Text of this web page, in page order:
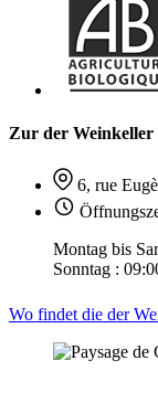
Zur der Weinkeller
6, rue
Montag bis
Sonntag :
Wo findet die der